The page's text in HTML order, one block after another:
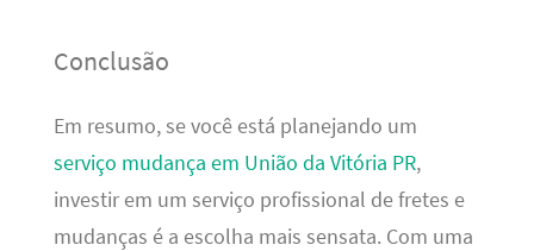
Conclusão
Em resumo, se você está planejando um
serviço mudança em União da Vitória PR,
investir em um serviço profissional de fretes e
mudanças é a escolha mais sensata. Com uma